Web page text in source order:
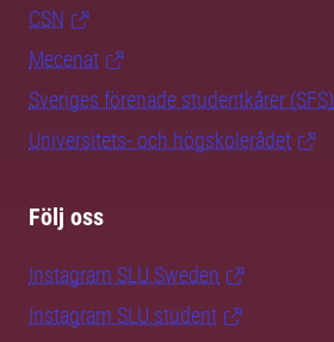
CSN
Mecenat
Sveriges förenade studentkårer (SFS)
Universitets- och högskolerådet
Följ oss
Instagram SLU.Sweden
Instagram SLU.student